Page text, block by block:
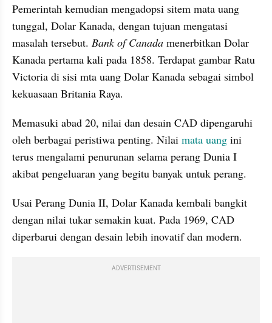
Pemerintah kemudian mengadopsi sitem mata uang
tunggal, Dolar Kanada, dengan tujuan mengatasi
masalah tersebut. Bank of Canada menerbitkan Dolar
Kanada pertama kali pada 1858. Terdapat gambar Ratu
Victoria di sisi mta uang Dolar Kanada sebagai simbol
kekuasaan Britania Raya.
Memasuki abad 20, nilai dan desain CAD dipengaruhi
oleh berbagai peristiwa penting. Nilai mata uang ini
terus mengalami penurunan selama perang Dunia I
akibat pengeluaran yang begitu banyak untuk perang.
Usai Perang Dunia II, Dolar Kanada kembali bangkit
dengan nilai tukar semakin kuat. Pada 1969, CAD
diperbarui dengan desain lebih inovatif dan modern.
ADVERTISEMENT